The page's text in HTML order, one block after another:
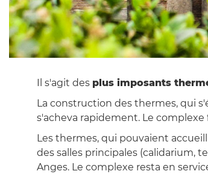
Il s'agit des plus imposants
La construction des thermes, qui
s'acheva rapidement. Le
Les thermes, qui pouvaient
des salles principales (calidarium,
Anges. Le complexe resta en